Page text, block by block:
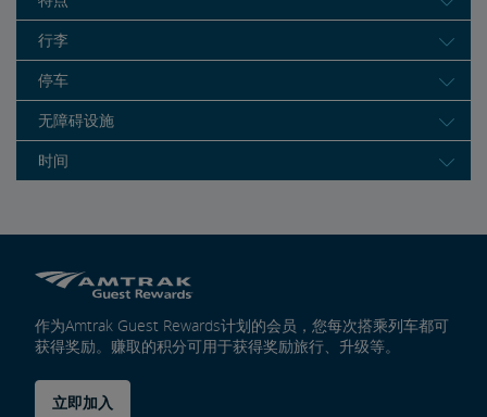
行李
停车
无障碍设施
时间
作为Amtrak Guest Rewards计划的会员，您每次搭乘列车都可
获得奖励。赚取的积分可用于获得奖励旅行、升级等。
立即加入